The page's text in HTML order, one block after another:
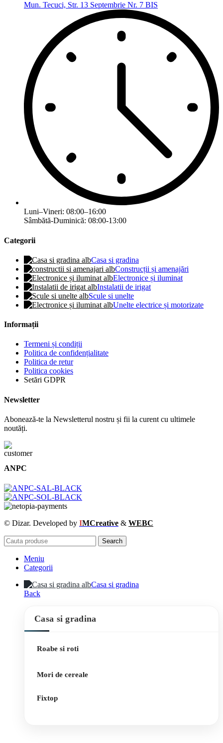
Mun. Tecuci, Str. 13 Septembrie Nr. 7 BIS
Luni–Vineri: 08:00–16:00
Sâmbătă-Duminică: 08:00-13:00
Categorii
Casa si gradina
Construcții și amenajări
Electronice și iluminat
Instalatii de irigat
Scule si unelte
Unelte electrice și motorizate
Informații
Termeni și condiții
Politica de confidențialitate
Politica de retur
Politica cookies
Setări GDPR
Newsletter
Abonează-te la Newsletterul nostru și fii la curent cu ultimele
noutăți.
ANPC
© Dizar. Developed by IMCreative & WEBC
Search
Meniu
Categorii
Casa si gradina
Back
Casa si gradina
Roabe si roti
Mori de cereale
Fixtop